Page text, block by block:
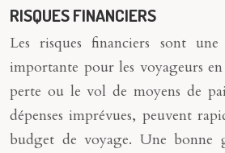
RISQUES FINANCIERS
Les risques financiers sont
importante pour les voyageurs
perte ou le vol de moyens de
dépenses imprévues, peuvent
budget de voyage. Une bonne